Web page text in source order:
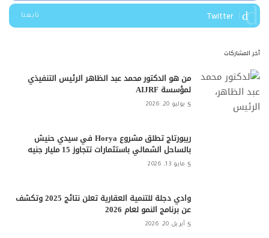
Twitter تابعنا
آخر المشاركات
من هو الدكتور محمد عبد الظاهر الرئيس التنفيذي
لمؤسسة AIJRF
يوليو 20, 2026
ريبورتاج تطلق مشروع Horya في سيدي حنيش
بالساحل الشمالي باستثمارات تتجاوز 15 مليار جنيه
مايو 13, 2026
وادي دجلة للتنمية العقارية تعلن نتائج 2025 وتكشف
عن برنامج النمو لعام 2026
أبريل 20, 2026